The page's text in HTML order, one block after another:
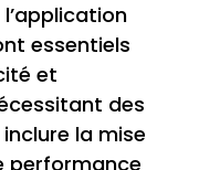
l’application
essentiels
et
des
la mise
performance